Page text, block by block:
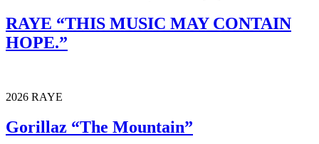
RAYE “THIS MUSIC MAY CONTAIN
HOPE.”
2026 RAYE
Gorillaz “The Mountain”